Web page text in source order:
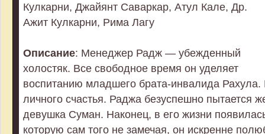
Кулкарни, Джайянт Саваркар, Атул Кале, Др.
Ажит Кулкарни, Рима Лагу
Описание: Менеджер Радж — убежденный
холостяк. Все свободное время он уделяет
воспитанию младшего брата-инвалида Рахула.
личного счастья. Раджа безуспешно пытается
девушка Суман. Наконец, в его жизни
которую сам того не замечая, он искренне